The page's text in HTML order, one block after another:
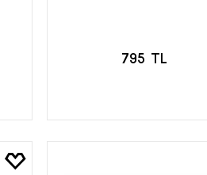
795 TL
SEPETE EKLE